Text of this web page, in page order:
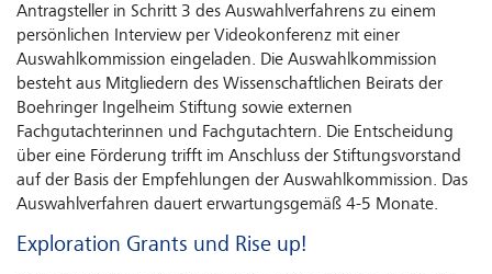
Antragsteller in Schritt 3 des Auswahlverfahrens zu einem
persönlichen Interview per Videokonferenz mit einer
Auswahlkommission eingeladen. Die Auswahlkommission
besteht aus Mitgliedern des Wissenschaftlichen Beirats der
Boehringer Ingelheim Stiftung sowie externen
Fachgutachterinnen und Fachgutachtern. Die Entscheidung
über eine Förderung trifft im Anschluss der Stiftungsvorstand
auf der Basis der Empfehlungen der Auswahlkommission. Das
Auswahlverfahren dauert erwartungsgemäß 4-5 Monate.
Exploration Grants und Rise up!